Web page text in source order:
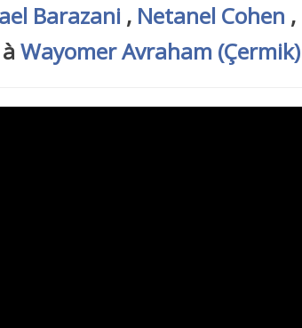
Barazani , Netanel Cohen ,
àWayomer Avraham (Çermik)